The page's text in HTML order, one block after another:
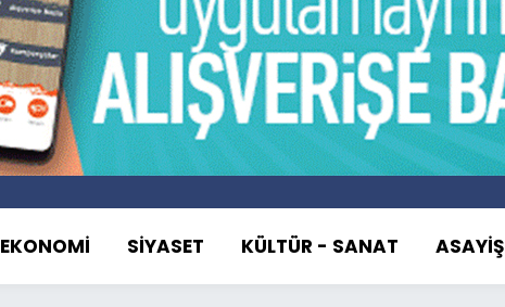
EKONOMİ SİYASET KÜLTÜR - SANAT ASAYİŞ